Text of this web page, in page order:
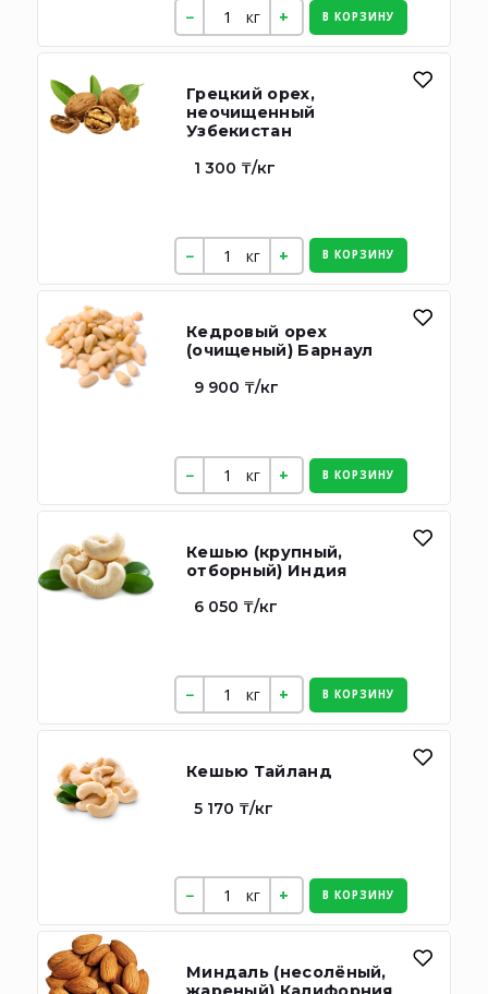
кг В КОРЗИНУ
Грецкий орех,
неочищенный
Узбекистан
1 300 ₸/кг
кг В КОРЗИНУ
Кедровый орех
(очищеный) Барнаул
9 900 ₸/кг
кг В КОРЗИНУ
Кешью (крупный,
отборный) Индия
6 050 ₸/кг
кг В КОРЗИНУ
Кешью Тайланд
5 170 ₸/кг
кг В КОРЗИНУ
Миндаль (несолёный,